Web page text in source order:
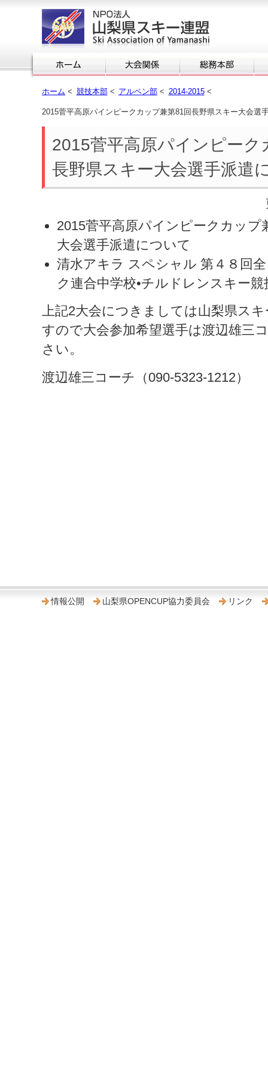
ホーム < 競技本部< アルペン部 < 2014-2015<
2015菅平高原パインピークカップ兼第81回長野県スキー大会選
2015菅平高原パインピーク
長野県スキー大会選手派遣
2015菅平高原パインピークカップ
大会選手派遣について
清水アキラ スペシャル 第４８回
ク連合中学校•チルドレンスキー競
上記2大会につきましては山梨県ス
すので大会参加希望選手は渡辺雄三
さい。
渡辺雄三コーチ（090-5323-1212）
情報公開 山梨県OPENCUP協力委員会 リンク